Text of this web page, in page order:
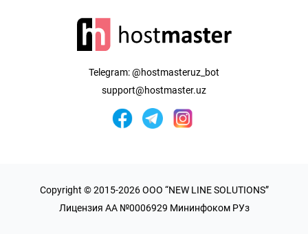
Telegram:@hostmasteruz_bot
support@hostmaster.uz
Copyright © 2015-2026 OOO “NEW LINE SOLUTIONS”
Лицензия AA №0006929 Мининфоком РУз